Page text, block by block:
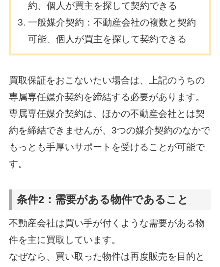
約、個人が買主を探して契約できる
一般媒介契約：不動産会社の複数と契約
可能、個人が買主を探して契約できる
買取保証をおこないたい場合は、上記のうちの
専属専任媒介契約を締結する必要があります。
専属専任媒介契約は、ほかの不動産会社とは契
約を締結できませんが、3つの媒介契約のなかで
もっとも手厚いサポートを受けることが可能で
す。
条件2：需要がある物件であること
不動産会社は買い手が付くような需要がある物
件を主に買取しています。
なぜなら、買い取った物件は再度販売を目的と